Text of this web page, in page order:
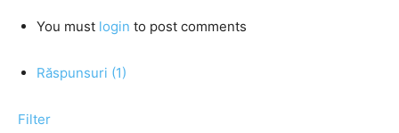
You must login to post comments
Răspunsuri (1)
Filter